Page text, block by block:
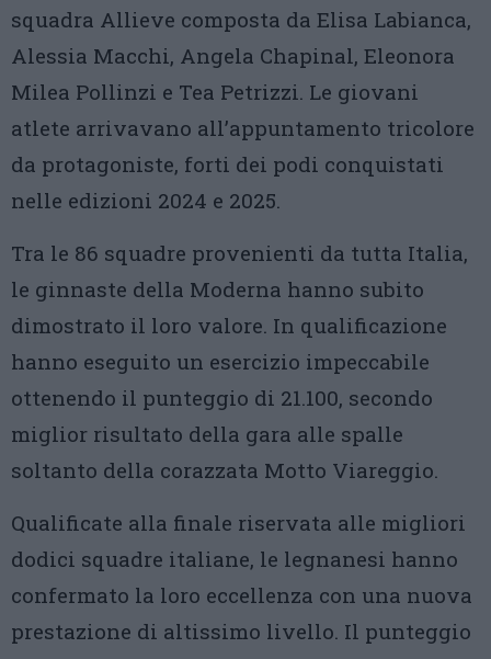
squadra Allieve composta da Elisa Labianca,
Alessia Macchi, Angela Chapinal, Eleonora
Milea Pollinzi e Tea Petrizzi. Le giovani
atlete arrivavano all’appuntamento tricolore
da protagoniste, forti dei podi conquistati
nelle edizioni 2024 e 2025.
Tra le 86 squadre provenienti da tutta Italia,
le ginnaste della Moderna hanno subito
dimostrato il loro valore. In qualificazione
hanno eseguito un esercizio impeccabile
ottenendo il punteggio di 21.100, secondo
miglior risultato della gara alle spalle
soltanto della corazzata Motto Viareggio.
Qualificate alla finale riservata alle migliori
dodici squadre italiane, le legnanesi hanno
confermato la loro eccellenza con una nuova
prestazione di altissimo livello. Il punteggio